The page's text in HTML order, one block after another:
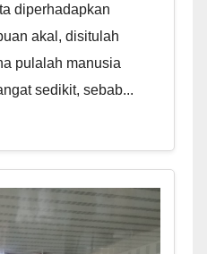
diperhadapkan
akal, disitulah
pulalah manusia
sedikit, sebab...